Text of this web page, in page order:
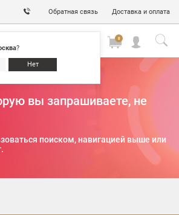
?
Нет
Обратная связь Доставка и оплата
0
вы запрашиваете, не
поиском, навигацией выше или